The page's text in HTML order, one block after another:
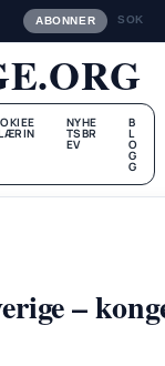
ABONNER SOK
NYHE
TSBR
EV
B
L
O
G
G
–